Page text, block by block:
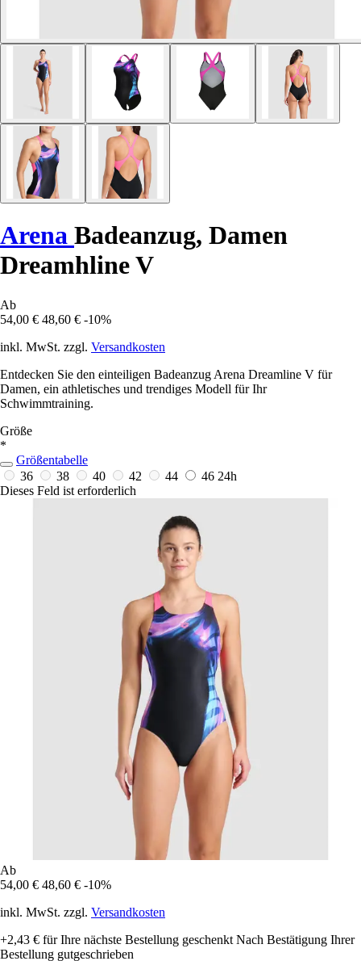
Arena Badeanzug, Damen
Dreamhline V
Ab
54,00 € 48,60 € -10%
inkl. MwSt. zzgl. Versandkosten
Entdecken Sie den einteiligen Badeanzug Arena Dreamline V für
Damen, ein athletisches und trendiges Modell für Ihr
Schwimmtraining.
Größe
*
Größentabelle
36
38 40 42 44 46 24h
Dieses Feld ist erforderlich
Ab
54,00 € 48,60 € -10%
inkl. MwSt. zzgl. Versandkosten
+2,43 € für Ihre nächste Bestellung geschenkt Nach Bestätigung Ihrer
Bestellung gutgeschrieben